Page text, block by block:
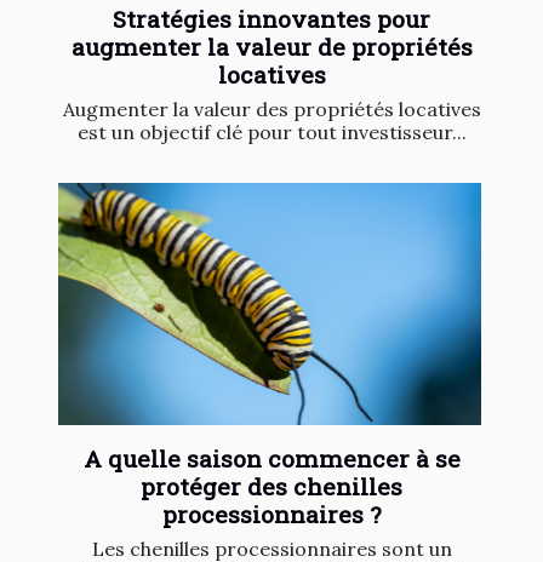
Stratégies innovantes pour
augmenter la valeur de propriétés
locatives
Augmenter la valeur des propriétés locatives
est un objectif clé pour tout investisseur...
A quelle saison commencer à se
protéger des chenilles
processionnaires ?
Les chenilles processionnaires sont un